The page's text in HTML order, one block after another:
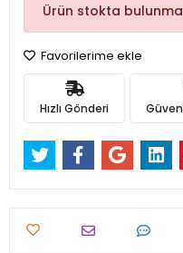
Ürün stokta
Favorilerime ekle
Hızlı Gönderi